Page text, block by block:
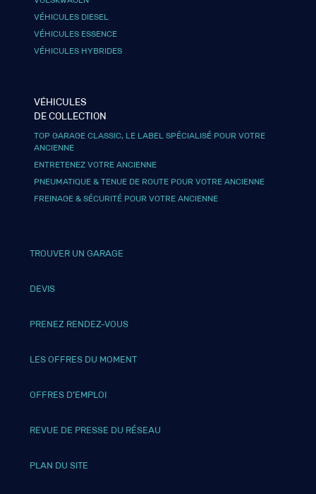
VÉHICULES DIESEL
VÉHICULES ESSENCE
VÉHICULES HYBRIDES
VÉHICULES
DE COLLECTION
TOP GARAGE CLASSIC, LE LABEL SPÉCIALISÉ POUR VOTRE
ANCIENNE
ENTRETENEZ VOTRE ANCIENNE
PNEUMATIQUE & TENUE DE ROUTE POUR VOTRE ANCIENNE
FREINAGE & SÉCURITÉ POUR VOTRE ANCIENNE
TROUVER UN GARAGE
DEVIS
PRENEZ RENDEZ-VOUS
LES OFFRES DU MOMENT
OFFRES D’EMPLOI
REVUE DE PRESSE DU RÉSEAU
PLAN DU SITE